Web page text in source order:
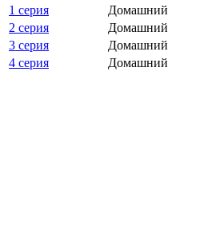
1 серия
Домашний
2 серия
Домашний
3 серия
Домашний
4 серия
Домашний